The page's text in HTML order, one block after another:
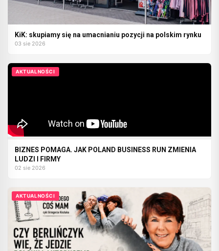
KiK: skupiamy się na umacnianiu pozycji na polskim rynku
03 sie 2026
AKTUALNOŚCI
BIZNES POMAGA. JAK POLAND BUSINESS RUN ZMIENIA
LUDZI I FIRMY
02 sie 2026
AKTUALNOŚCI